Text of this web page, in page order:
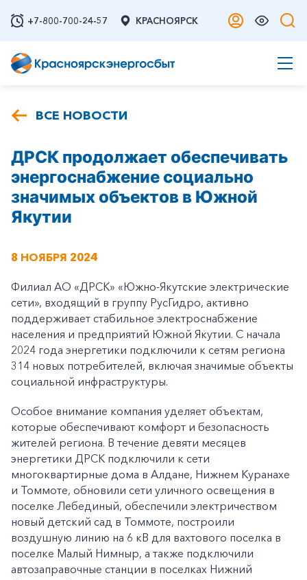
+7-800-700-24-57 КРАСНОЯРСК
ВСЕ НОВОСТИ
ДРСК продолжает обеспечивать
энергоснабжение социально
значимых объектов в Южной
Якутии
8 НОЯБРЯ 2024
Филиал АО «ДРСК» «Южно-Якутские электрические
сети», входящий в группу РусГидро, активно
поддерживает стабильное электроснабжение
населения и предприятий Южной Якутии. С начала
2024 года энергетики подключили к сетям региона
314 новых потребителей, включая значимые объекты
социальной инфраструктуры.
Особое внимание компания уделяет объектам,
которые обеспечивают комфорт и безопасность
жителей региона. В течение девяти месяцев
энергетики ДРСК подключили к сети
многоквартирные дома в Алдане, Нижнем Куранахе
и Томмоте, обновили сети уличного освещения в
поселке Лебединый, обеспечили электричеством
новый детский сад в Томмоте, построили
воздушную линию на 6 кВ для вахтового поселка в
поселке Малый Нимныр, а также подключили
автозаправочные станции в поселках Нижний